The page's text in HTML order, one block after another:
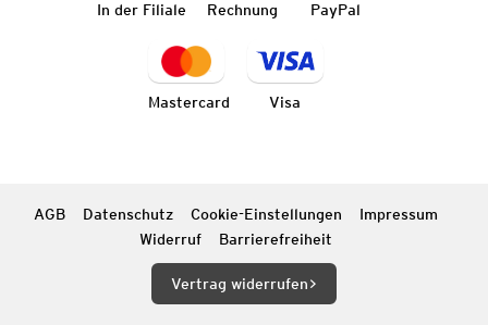
In der Filiale Rechnung PayPal
Mastercard Visa
AGB Datenschutz Cookie-Einstellungen
Impressum
Widerruf
Barrierefreiheit
Vertrag widerrufen